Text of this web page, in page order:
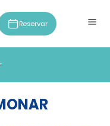
Reservar